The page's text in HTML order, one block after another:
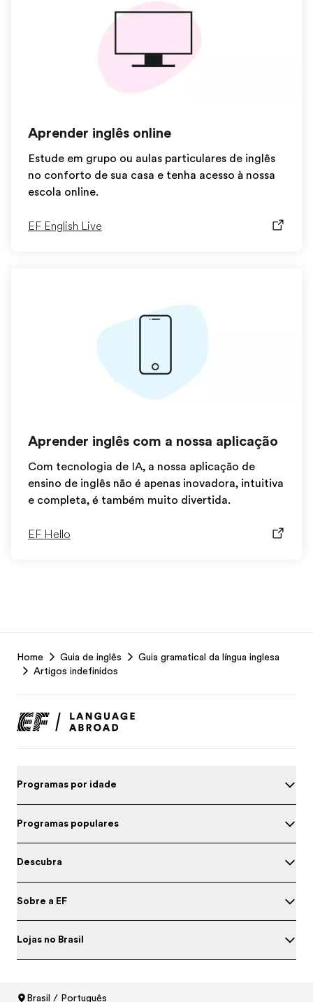
Aprender inglês online
Estude em grupo ou aulas particulares de inglês
no conforto de sua casa e tenha acesso à nossa
escola online.
EF English Live
Aprender inglês com a nossa aplicação
Com tecnologia de IA, a nossa aplicação de
ensino de inglês não é apenas inovadora, intuitiva
e completa, é também muito divertida.
EF Hello
Footer
Home Guia de inglês
Guia gramatical da língua inglesa
Artigos indefinidos
Programas por idade
Programas populares
Descubra
Sobre a EF
Lojas no Brasil
Brasil / Português